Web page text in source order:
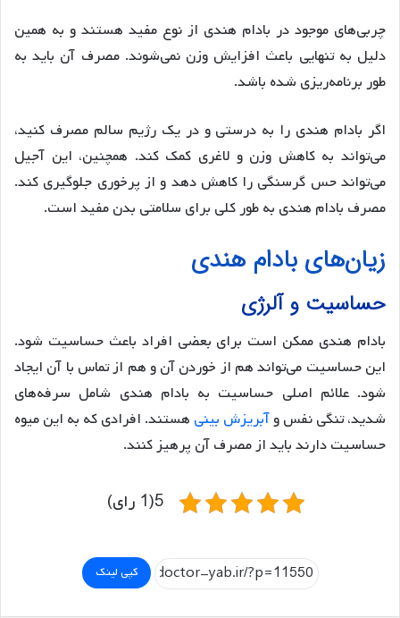
چربی‌های موجود در بادام هندی از نوع مفید هستند و به همین
دلیل به تنهایی باعث افزایش وزن نمی‌شوند. مصرف آن باید به
طور برنامه‌ریزی شده باشد.
اگر بادام هندی را به درستی و در یک رژیم سالم مصرف کنید،
می‌تواند به کاهش وزن و لاغری کمک کند. همچنین، این آجیل
می‌تواند حس گرسنگی را کاهش دهد و از پرخوری جلوگیری کند.
مصرف بادام هندی به طور کلی برای سلامتی بدن مفید است.
زیان‌های بادام هندی
حساسیت و آلرژی
بادام هندی ممکن است برای بعضی افراد باعث حساسیت شود.
این حساسیت می‌تواند هم از خوردن آن و هم از تماس با آن ایجاد
شود. علائم اصلی حساسیت به بادام هندی شامل سرفه‌های
شدید، تنگی نفس وآبریزش بینی هستند. افرادی که به این میوه
حساسیت دارند باید از مصرف آن پرهیز کنند.
5(1 رای)
کپی لینک